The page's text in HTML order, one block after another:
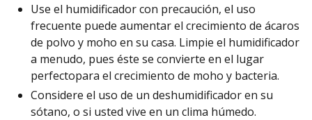
Use el humidificador con precaución, el uso
frecuente puede aumentar el crecimiento de ácaros
de polvo y moho en su casa. Limpie el humidificador
a menudo, pues éste se convierte en el lugar
perfectopara el crecimiento de moho y bacteria.
Considere el uso de un deshumidificador en su
sótano, o si usted vive en un clima húmedo.